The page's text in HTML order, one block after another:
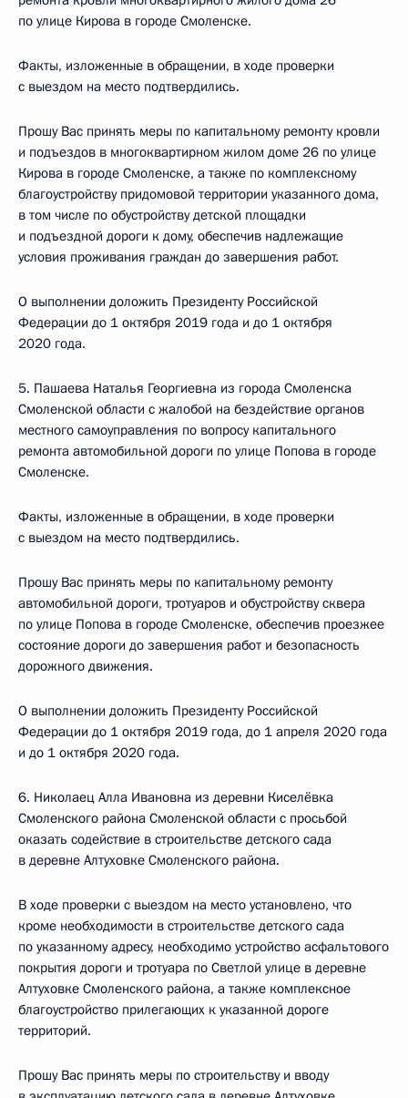
по улице Кирова в городе Смоленске.
Факты, изложенные в обращении, в ходе проверки
с выездом на место подтвердились.
Прошу Вас принять меры по капитальному ремонту кровли
и подъездов в многоквартирном жилом доме 26 по улице
Кирова в городе Смоленске, а также по комплексному
благоустройству придомовой территории указанного дома,
в том числе по обустройству детской площадки
и подъездной дороги к дому, обеспечив надлежащие
условия проживания граждан до завершения работ.
О выполнении доложить Президенту Российской
Федерации до 1 октября 2019 года и до 1 октября
2020 года.
5. Пашаева Наталья Георгиевна из города Смоленска
Смоленской области с жалобой на бездействие органов
местного самоуправления по вопросу капитального
ремонта автомобильной дороги по улице Попова в городе
Смоленске.
Факты, изложенные в обращении, в ходе проверки
с выездом на место подтвердились.
Прошу Вас принять меры по капитальному ремонту
автомобильной дороги, тротуаров и обустройству сквера
по улице Попова в городе Смоленске, обеспечив проезжее
состояние дороги до завершения работ и безопасность
дорожного движения.
О выполнении доложить Президенту Российской
Федерации до 1 октября 2019 года, до 1 апреля 2020 года
и до 1 октября 2020 года.
6. Николаец Алла Ивановна из деревни Киселёвка
Смоленского района Смоленской области с просьбой
оказать содействие в строительстве детского сада
в деревне Алтуховке Смоленского района.
В ходе проверки с выездом на место установлено, что
кроме необходимости в строительстве детского сада
по указанному адресу, необходимо устройство асфальтового
покрытия дороги и тротуара по Светлой улице в деревне
Алтуховке Смоленского района, а также комплексное
благоустройство прилегающих к указанной дороге
территорий.
Прошу Вас принять меры по строительству и вводу